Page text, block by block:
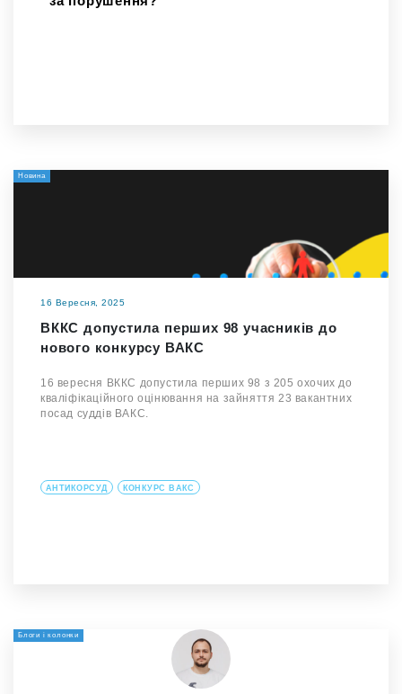
Новина
16 Вересня, 2025
ВККС допустила перших 98 учасників до
нового конкурсу ВАКС
16 вересня ВККС допустила перших 98 з 205 охочих до
кваліфікаційного оцінювання на зайняття 23 вакантних
посад суддів ВАКС.
АНТИКОРСУД КОНКУРС ВАКС
Блоги і колонки